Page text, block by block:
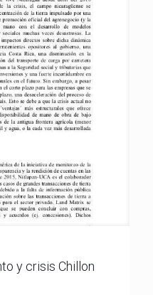
y crisis Chillon